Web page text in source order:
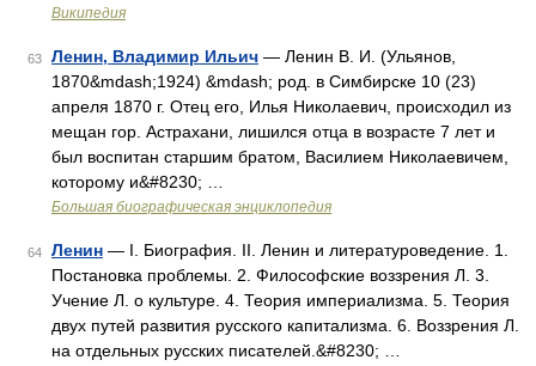
Википедия
63 Ленин, Владимир Ильич — Ленин В. И. (Ульянов,
1870&mdash;1924) &mdash; род. в Симбирске 10 (23)
апреля 1870 г. Отец его, Илья Николаевич, происходил из
мещан гор. Астрахани, лишился отца в возрасте 7 лет и
был воспитан старшим братом, Василием Николаевичем,
которому и&#8230; …
Большая биографическая энциклопедия
64 Ленин — I. Биография. II. Ленин и литературоведение. 1.
Постановка проблемы. 2. Философские воззрения Л. 3.
Учение Л. о культуре. 4. Теория империализма. 5. Теория
двух путей развития русского капитализма. 6. Воззрения Л.
на отдельных русских писателей.&#8230; …